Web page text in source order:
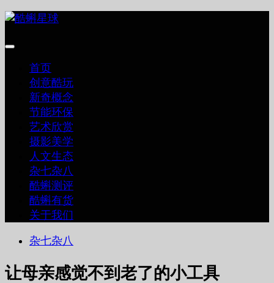
跳
内
首页
创意酷玩
新奇概念
节能环保
艺术欣赏
摄影美学
人文生态
杂七杂八
酷蝌测评
酷蝌有货
关于我们
杂七杂八
让母亲感觉不到老了的小工具